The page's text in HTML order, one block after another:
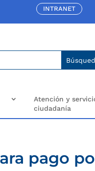
INTRANET
Atención y
ciudadanía
pago